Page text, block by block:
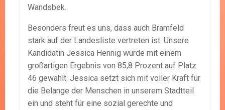
Wandsbek.
Besonders freut es uns, dass auch Bramfeld
stark auf der Landesliste vertreten ist: Unsere
Kandidatin Jessica Hennig wurde mit einem
großartigen Ergebnis von 85,8 Prozent auf Platz
46 gewählt. Jessica setzt sich mit voller Kraft für
die Belange der Menschen in unserem Stadtteil
ein und steht für eine sozial gerechte und